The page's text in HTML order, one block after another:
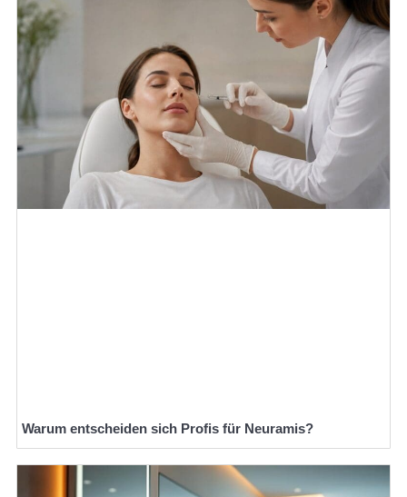
Warum entscheiden sich Profis für Neuramis?